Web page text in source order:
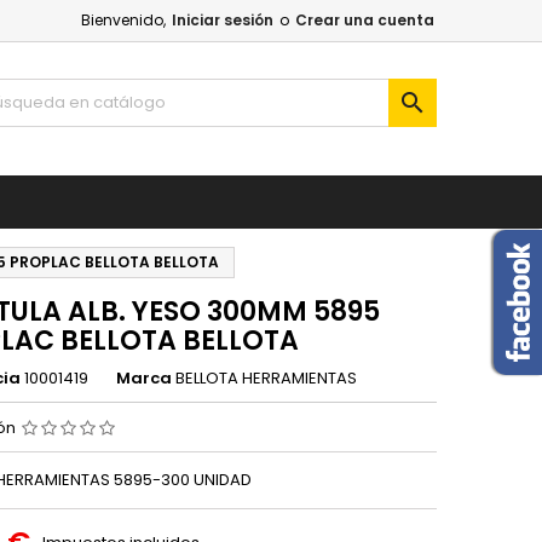
Bienvenido, Iniciar sesión o Crear una cuenta

BELLOTA BELLOTA
ALB. YESO 300MM 5895
BELLOTA BELLOTA
10001419 Marca BELLOTA HERRAMIENTAS
5895-300 UNIDAD